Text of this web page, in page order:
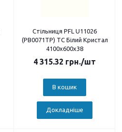
Стільниця PFL U11026
(PB0071TP) TC Білий Кристал
4100х600х38
4 315.32 грн./шт
В кошик
Докладніше